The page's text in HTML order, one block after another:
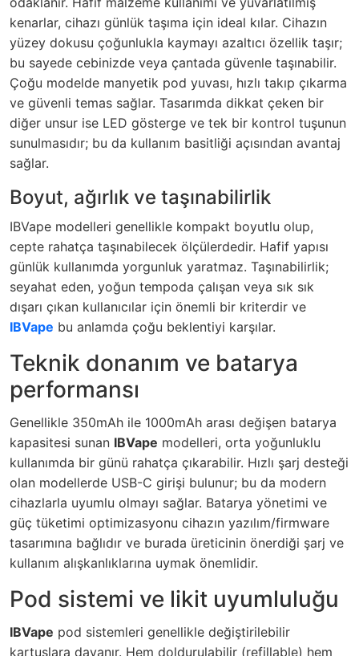
kenarlar, cihazı günlük taşıma için ideal kılar. Cihazın
yüzey dokusu çoğunlukla kaymayı azaltıcı özellik taşır;
bu sayede cebinizde veya çantada güvenle taşınabilir.
Çoğu modelde manyetik pod yuvası, hızlı takıp çıkarma
ve güvenli temas sağlar. Tasarımda dikkat çeken bir
diğer unsur ise LED gösterge ve tek bir kontrol tuşunun
sunulmasıdır; bu da kullanım basitliği açısından avantaj
sağlar.
Boyut, ağırlık ve taşınabilirlik
IBVape modelleri genellikle kompakt boyutlu olup,
cepte rahatça taşınabilecek ölçülerdedir. Hafif yapısı
günlük kullanımda yorgunluk yaratmaz. Taşınabilirlik;
seyahat eden, yoğun tempoda çalışan veya sık sık
dışarı çıkan kullanıcılar için önemli bir kriterdir ve
IBVape bu anlamda çoğu beklentiyi karşılar.
Teknik donanım ve batarya
performansı
Genellikle 350mAh ile 1000mAh arası değişen batarya
kapasitesi sunan IBVape modelleri, orta yoğunluklu
kullanımda bir günü rahatça çıkarabilir. Hızlı şarj desteği
olan modellerde USB-C girişi bulunur; bu da modern
cihazlarla uyumlu olmayı sağlar. Batarya yönetimi ve
güç tüketimi optimizasyonu cihazın yazılım/firmware
tasarımına bağlıdır ve burada üreticinin önerdiği şarj ve
kullanım alışkanlıklarına uymak önemlidir.
Pod sistemi ve likit uyumluluğu
IBVape pod sistemleri genellikle değiştirilebilir
kartuşlara dayanır. Hem doldurulabilir (refillable) hem